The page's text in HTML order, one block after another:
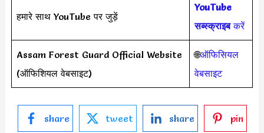
हमारे साथ YouTube पर जुड़ें
YouTube
सब्स्क्राइबकरें
Assam Forest Guard Official Website
(ऑफिशियल वेबसाइट)
🌐ऑफिसियल
वेबसाइट
share tweet share pin